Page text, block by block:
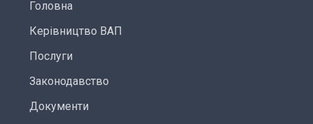
Головна
Керівництво ВАП
Послуги
Законодавство
Документи